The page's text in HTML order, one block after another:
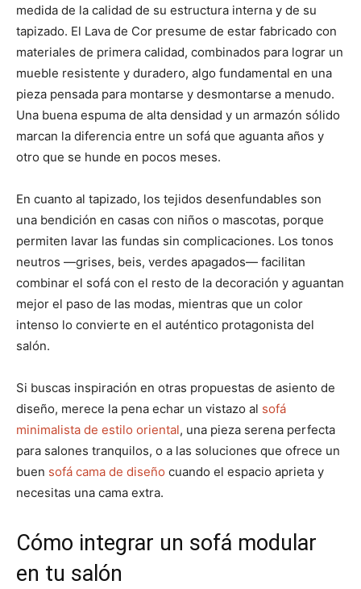
medida de la calidad de su estructura interna y de su
tapizado. El Lava de Cor presume de estar fabricado con
materiales de primera calidad, combinados para lograr un
mueble resistente y duradero, algo fundamental en una
pieza pensada para montarse y desmontarse a menudo.
Una buena espuma de alta densidad y un armazón sólido
marcan la diferencia entre un sofá que aguanta años y
otro que se hunde en pocos meses.
En cuanto al tapizado, los tejidos desenfundables son
una bendición en casas con niños o mascotas, porque
permiten lavar las fundas sin complicaciones. Los tonos
neutros —grises, beis, verdes apagados— facilitan
combinar el sofá con el resto de la decoración y aguantan
mejor el paso de las modas, mientras que un color
intenso lo convierte en el auténtico protagonista del
salón.
Si buscas inspiración en otras propuestas de asiento de
diseño, merece la pena echar un vistazo al sofá
minimalista de estilo oriental, una pieza serena perfecta
para salones tranquilos, o a las soluciones que ofrece un
buen sofá cama de diseño cuando el espacio aprieta y
necesitas una cama extra.
Cómo integrar un sofá modular
en tu salón